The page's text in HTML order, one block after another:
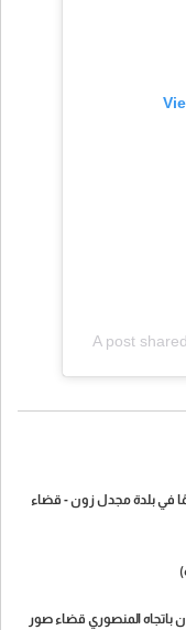
A post
في بلدة مجدل زون - قضاء
باتجاه المنصوري قضاء صور